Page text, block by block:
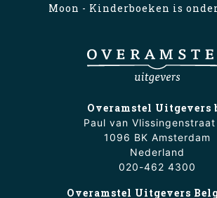
Moon - Kinderboeken is
Overamstel Uitgevers
Paul van Vlissingenstraat
1096 BK Amsterdam
Nederland
020-462 4300
Overamstel Uitgevers